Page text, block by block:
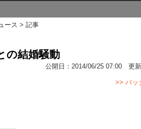
ース 記事
の結婚騒動
公開日： 2014/06/25 07:00 更新
>> バッ